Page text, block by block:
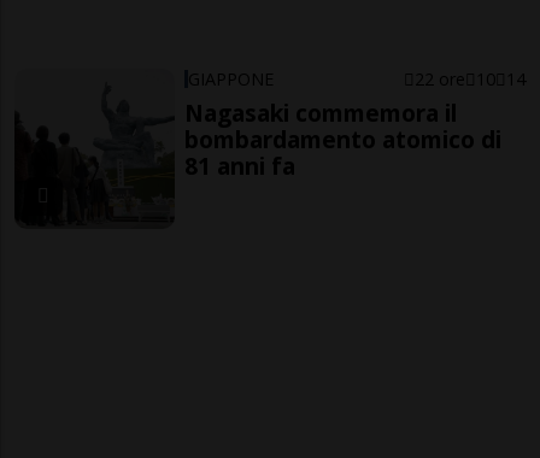
GIAPPONE 22 ore 10 14
Nagasaki commemora il
bombardamento atomico di
81 anni fa